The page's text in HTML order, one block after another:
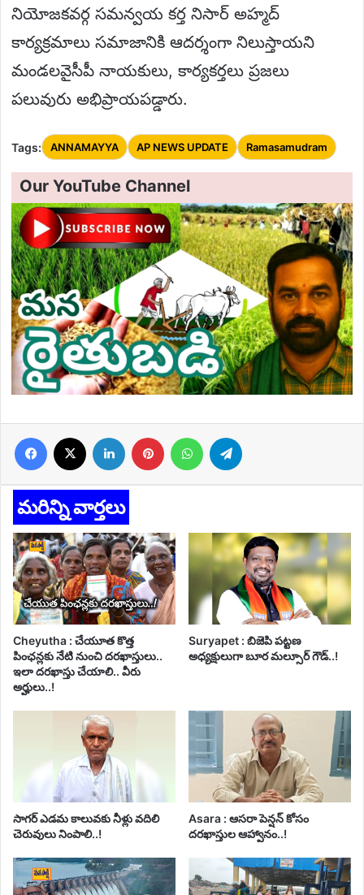
నియోజకవర్గ సమన్వయ కర్త నిసార్ అహ్మద్
కార్యక్రమాలు సమాజానికి ఆదర్శంగా నిలుస్తాయని
మండలవైసీపీ నాయకులు, కార్యకర్తలు ప్రజలు
పలువురు అభిప్రాయపడ్డారు.
Tags: ANNAMAYYA AP NEWS UPDATE Ramasamudram
Our YouTube Channel
Facebook LinkedIn Pinterest WhatsApp
మరిన్ని వార్తలు
Cheyutha : చేయూత కొత్త
పింఛన్లకు నేటి నుంచి దరఖాస్తులు..
ఇలా దరఖాస్తు చేయాలి.. వీరు
అర్హులు..!
Suryapet : బిజెపి పట్టణ
అధ్యక్షులుగా బూర మల్సూర్ గౌడ్..!
సాగర్ ఎడమ కాలువకు నీళ్లు వదిలి
చెరువులు నింపాలి..!
Asara : ఆసరా పెన్షన్ కోసం
దరఖాస్తుల ఆహ్వానం..!